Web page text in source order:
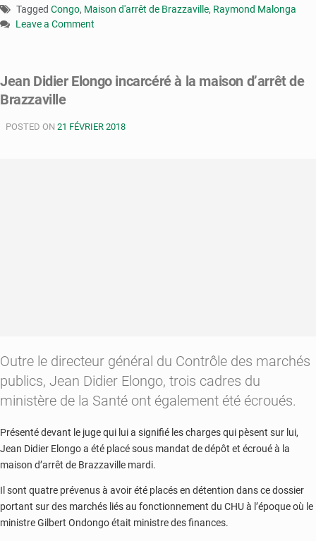
Tagged Congo, Maison d'arrêt de Brazzaville, Raymond Malonga
Leave a Comment
directeur
de
de
Jean Didier Elongo incarcéré à la maison d’arrêt de
Brazzaville
POSTED ON 21 FÉVRIER 2018
Outre le directeur général du Contrôle des marchés
publics, Jean Didier Elongo, trois cadres du
ministère de la Santé ont également été écroués.
Présenté devant le juge qui lui a signifié les charges qui pèsent sur lui,
Jean Didier Elongo a été placé sous mandat de dépôt et écroué à la
maison d’arrêt de Brazzaville mardi.
Il sont quatre prévenus à avoir été placés en détention dans ce dossier
portant sur des marchés liés au fonctionnement du CHU à l’époque où le
ministre Gilbert Ondongo était ministre des finances.